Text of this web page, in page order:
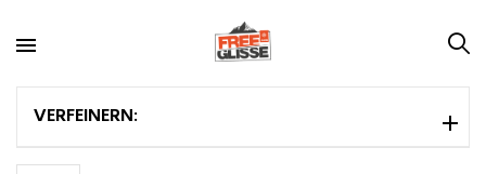
VERFEINERN: